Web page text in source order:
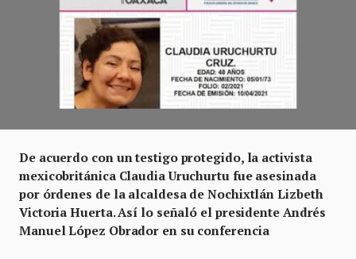
De acuerdo con un testigo protegido, la activista
mexicobritánica Claudia Uruchurtu fue asesinada
por órdenes de la alcaldesa de Nochixtlán Lizbeth
Victoria Huerta. Así lo señaló el presidente Andrés
Manuel López Obrador en su conferencia